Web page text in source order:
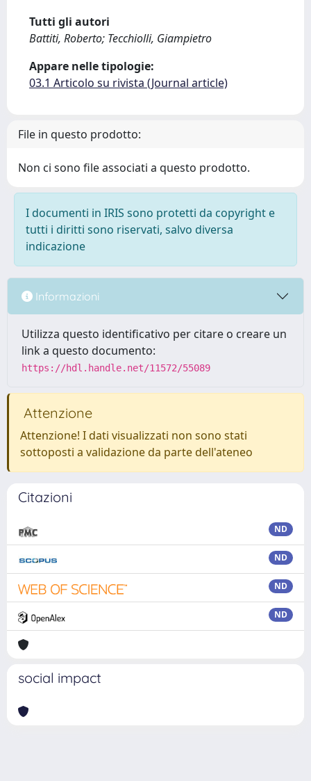
Tutti gli autori
Battiti, Roberto; Tecchiolli, Giampietro
Appare nelle tipologie:
03.1 Articolo su rivista (Journal article)
File in questo prodotto:
Non ci sono file associati a questo prodotto.
I documenti in IRIS sono protetti da copyright e
tutti i diritti sono riservati, salvo diversa
indicazione
Informazioni
Utilizza questo identificativo per citare o creare un
link a questo documento:
https://hdl.handle.net/11572/55089
Attenzione
Attenzione! I dati visualizzati non sono stati
sottoposti a validazione da parte dell'ateneo
Citazioni
ND
ND
ND
ND
social impact